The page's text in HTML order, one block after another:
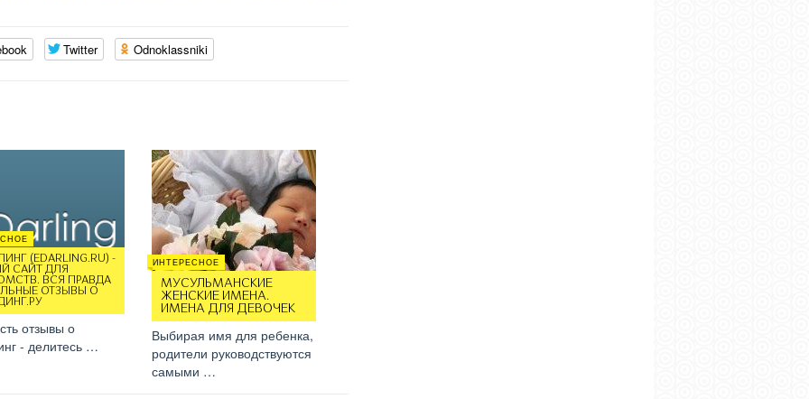
Twitter Odnoklassniki
(EDARLING.RU) -
САЙТ ДЛЯ
ВСЯ ПРАВДА
ОТЗЫВЫ О
отзывы о
- делитесь …
ИНТЕРЕСНОЕ
МУСУЛЬМАНСКИЕ
ЖЕНСКИЕ ИМЕНА.
ИМЕНА ДЛЯ ДЕВОЧЕК
Выбирая имя для ребенка,
родители руководствуются
самыми …